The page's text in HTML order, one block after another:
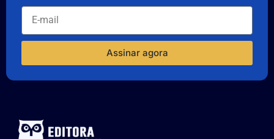
Assinar agora